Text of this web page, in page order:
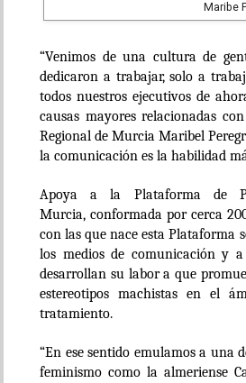
Maribe
“Venimos de una cultura de
dedicaron a trabajar, solo a
todos nuestros ejecutivos de
causas mayores relacionadas
Regional de Murcia Maribel
la comunicación es la habilidad
Apoya a la Plataforma de
Murcia, conformada por cerca
con las que nace esta Plataforma
los medios de comunicación y
desarrollan su labor a que
estereotipos machistas en el
tratamiento.
“En ese sentido emulamos a una
feminismo como la almeriense